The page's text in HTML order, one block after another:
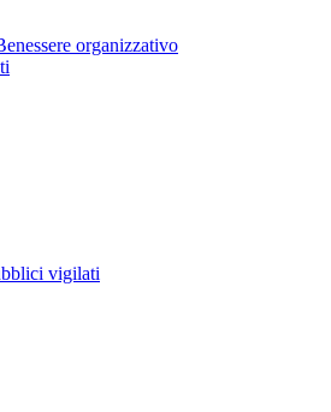
organizzativo
vigilati